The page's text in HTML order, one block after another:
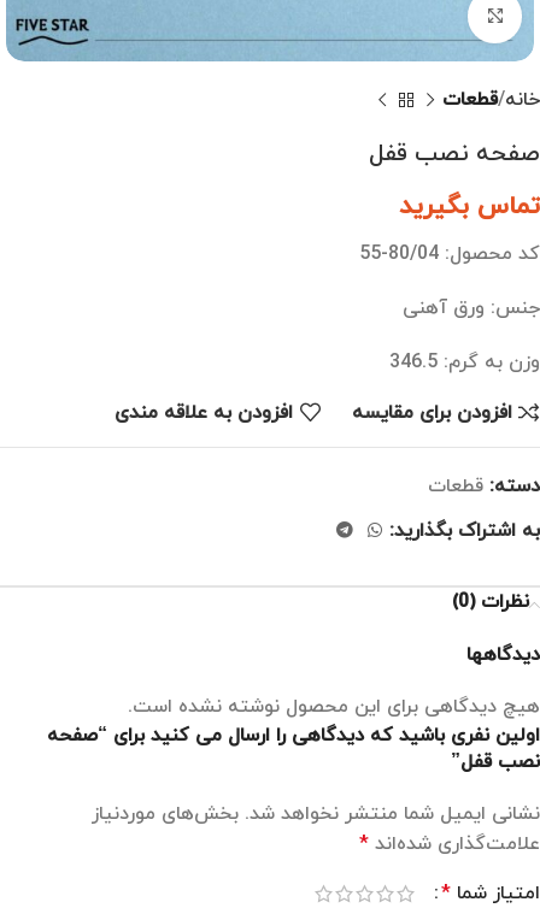
بزرگنمایی تصویر
خانه قطعات
صفحه نصب قفل
تماس بگیرید
کد محصول: 80/04-55
جنس: ورق آهنی
وزن به گرم: 346.5
افزودن برای مقایسه
افزودن به علاقه مندی
دسته: قطعات
به اشتراک بگذارید:
نظرات (0)
دیدگاهها
هیچ دیدگاهی برای این محصول نوشته نشده است.
اولین نفری باشید که دیدگاهی را ارسال می کنید برای “صفحه
نصب قفل”
نشانی ایمیل شما منتشر نخواهد شد. بخش‌های موردنیاز
علامت‌گذاری شده‌اند *
امتیاز شما *